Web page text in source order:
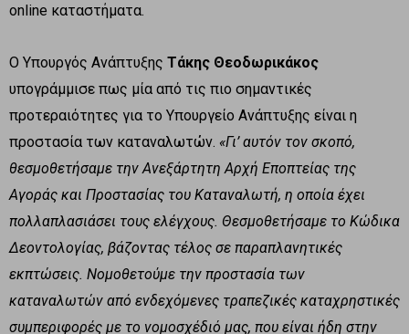
online καταστήματα.
Ο Υπουργός Ανάπτυξης Τάκης Θεοδωρικάκος
υπογράμμισε πως μία από τις πιο σημαντικές
προτεραιότητες για το Υπουργείο Ανάπτυξης είναι η
προστασία των καταναλωτών. «Γι’ αυτόν τον σκοπό,
θεσμοθετήσαμε την Ανεξάρτητη Αρχή Εποπτείας της
Αγοράς και Προστασίας του Καταναλωτή, η οποία έχει
πολλαπλασιάσει τους ελέγχους. Θεσμοθετήσαμε το Κώδικα
Δεοντολογίας, βάζοντας τέλος σε παραπλανητικές
εκπτώσεις. Νομοθετούμε την προστασία των
καταναλωτών από ενδεχόμενες τραπεζικές καταχρηστικές
συμπεριφορές με το νομοσχέδιό μας, που είναι ήδη στην